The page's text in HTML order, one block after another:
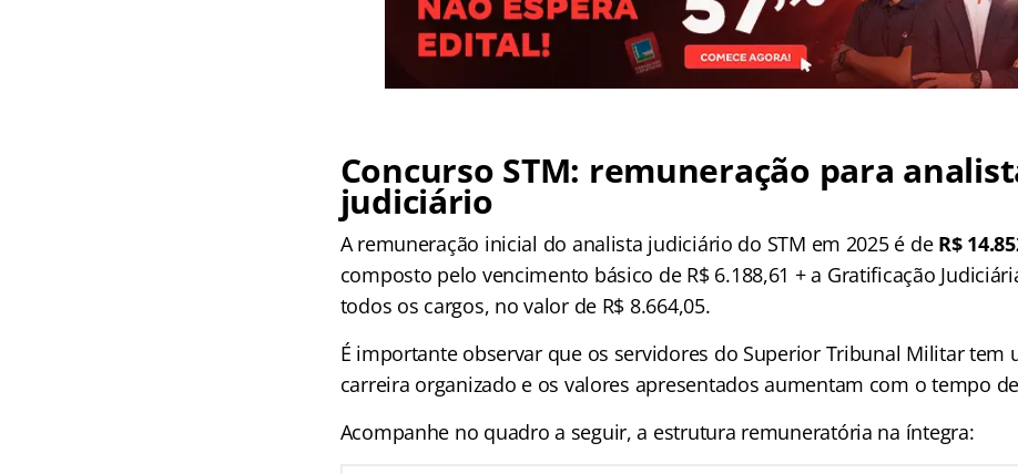
Concurso STM: remuneração para
judiciário
A remuneração inicial do analista judiciário do STM em 2025 é de R$
composto pelo vencimento básico de R$ 6.188,61 + a Gratificação
todos os cargos, no valor de R$ 8.664,05.
É importante observar que os servidores do Superior Tribunal Militar tem
carreira organizado e os valores apresentados aumentam com o tempo
Acompanhe no quadro a seguir, a estrutura remuneratória na íntegra: